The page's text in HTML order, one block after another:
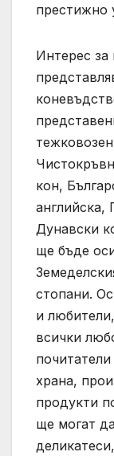
престижно
Интерес за
кон,
английска,
Дунавски
ще бъде
стопани.
и
всички
храна,
продукти
ще могат